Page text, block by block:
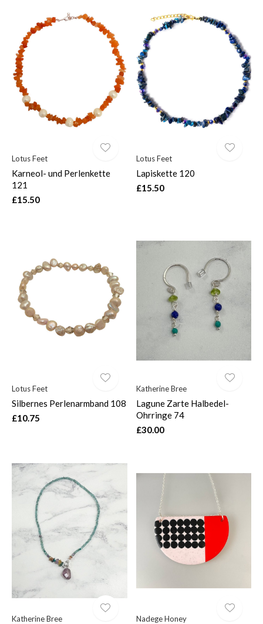
Lotus Feet
Karneol- und Perlenkette
121
£15.50
Lotus Feet
Lapiskette 120
£15.50
Lotus Feet
Silbernes Perlenarmband 108
£10.75
Katherine Bree
Lagune Zarte Halbedel-
Ohrringe 74
£30.00
Katherine Bree Nadege Honey